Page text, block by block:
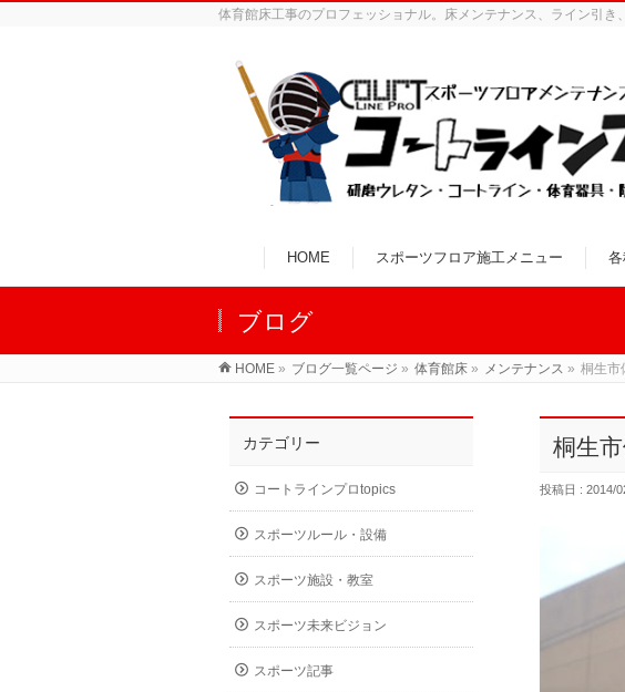
体育館床工事のプロフェッショナル。床メンテナンス、ライン引
HOME スポーツフロア施工メニュー 各
ブログ
HOME » ブログ一覧ページ » 体育館床 » メンテナンス » 桐生市
桐生
投稿日 : 2014/
カテゴリー
コートラインプロtopics
スポーツルール・設備
スポーツ施設・教室
スポーツ未来ビジョン
スポーツ記事